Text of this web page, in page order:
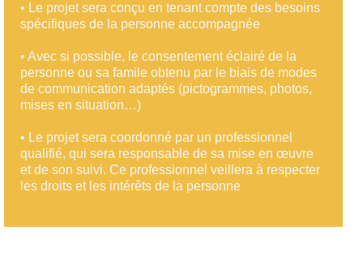
• Le projet sera conçu en tenant compte des besoins
spécifiques de la personne accompagnée
• Avec si possible, le consentement éclairé de la
personne ou sa famile obtenu par le biais de modes
de communication adaptés (pictogrammes, photos,
mises en situation…)
• Le projet sera coordonné par un professionnel
qualifié, qui sera responsable de sa mise en œuvre
et de son suivi. Ce professionnel veillera à respecter
les droits et les intérêts de la personne